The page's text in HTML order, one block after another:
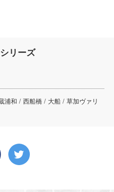
リーズ
浦和 / 西船橋 / 大船 / 草加ヴァリ